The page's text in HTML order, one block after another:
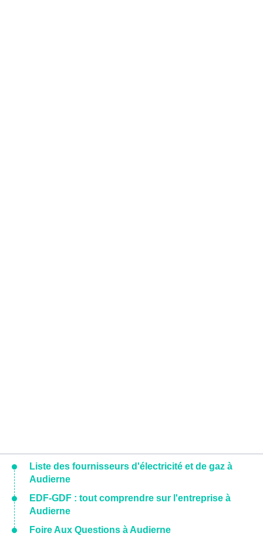
Liste des fournisseurs d'électricité et de gaz à
Audierne
EDF-GDF : tout comprendre sur l'entreprise à
Audierne
Foire Aux Questions à Audierne